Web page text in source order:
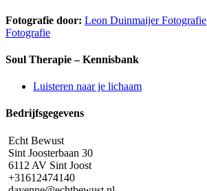
Fotografie door: Leon Duinmaijer Fotografie
Fotografie
Soul Therapie – Kennisbank
Luisteren naar je lichaam
Bedrijfsgegevens
Echt Bewust
Sint Joosterbaan 30
6112 AV Sint Joost
+31612474140